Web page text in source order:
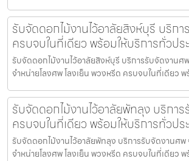
รับจัดดอกไม้งานไว้อาลัยสิงห์บุรี บริก
ครบจบในที่เดียว พร้อมให้บริการทั่วปร
รับจัดดอกไม้งานไว้อาลัยสิงห์บุรี บริการรับจัดงาน
จำหน่ายโลงศพ โลงเย็น พวงหรีด ครบจบในที่เดียว พ
รับจัดดอกไม้งานไว้อาลัยพัทลุง บริกา
ครบจบในที่เดียว พร้อมให้บริการทั่วปร
รับจัดดอกไม้งานไว้อาลัยพัทลุง บริการรับจัดงานศ
จำหน่ายโลงศพ โลงเย็น พวงหรีด ครบจบในที่เดียว